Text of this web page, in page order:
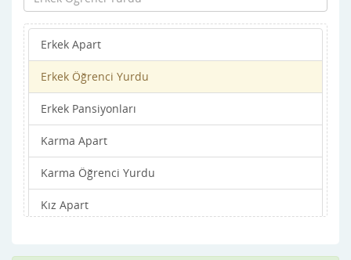
Yeşilyurt
Zile
Erkek Apart
Erkek Öğrenci Yurdu
Erkek Pansiyonları
Karma Apart
Karma Öğrenci Yurdu
Kız Apart